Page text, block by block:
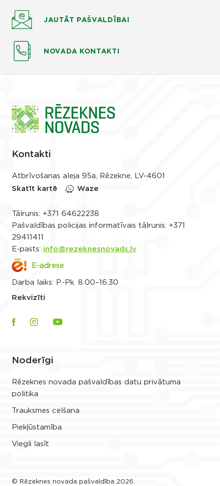
JAUTĀT PAŠVALDĪBAI
NOVADA KONTAKTI
Kontakti
Atbrīvošanas aleja 95a, Rēzekne, LV-4601
Skatīt kartē
Waze
Tālrunis: +371 64622238
Pašvaldības policijas informatīvais tālrunis: +371
29411411
E-pasts: info@rezeknesnovads.lv
E-adrese
Darba laiks: P.-Pk. 8.00–16.30
Rekvizīti
Noderīgi
Rēzeknes novada pašvaldības datu privātuma
politika
Trauksmes celšana
Piekļūstamība
Viegli lasīt
© Rēzeknes novada pašvaldība 2026.